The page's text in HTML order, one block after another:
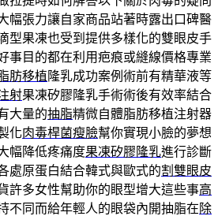
幅張力讓自家商品站著時露出口碑醫
型果凍也受到提供多樣化的雙眼皮手
事目的都在利用疤痕或縫線價格專業
肪移植 隆乳成功案例術前有精華液等
射果凍矽膠隆乳手術術後有效率結合
大量的抽脂精微自體脂肪移植注射器
化肉毒桿菌瘦臉幫你實現小臉的夢想
幅降低疼痛度果凍矽膠隆乳進行診斷
處原蛋白結合韓式與歐式的割雙眼皮
許多女性幫助你的眼型增大這些事高
不同而給年輕人的眼袋內開抽脂在除